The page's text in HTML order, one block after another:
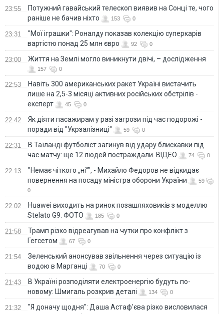
23:55
Потужний гавайський телескоп виявив на Сонці те, чого
раніше не бачив ніхто
153 0
23:31
"Мої іграшки": Роналду показав колекцію суперкарів
вартістю понад 25 млн євро
92 0
23:00 Життя на Землі могло виникнути двічі, – дослідження
157 0
22:53
Навіть 300 американських ракет Україні вистачить
лише на 2,5-3 місяці активних російських обстрілів -
експерт
45 0
22:42
Як діяти пасажирам у разі загрози під час подорожі -
поради від "Укрзалізниці"
59 0
22:31
В Таїланді футболіст загинув від удару блискавки під
час матчу: ще 12 людей постраждали. ВІДЕО
74 0
22:13
"Немає чіткого „ні“", - Михайло Федоров не відкидає
повернення на посаду міністра оборони України
59
0
22:02
Huawei виходить на ринок позашляховиків з моделлю
Stelato G9. ФОТО
185 0
21:58
Трамп різко відреагував на чутки про конфлікт з
Гегсетом
67 0
21:54
Зеленський анонсував звільнення через ситуацію із
водою в Марганці
70 0
21:43
В Україні розподіляти електроенергію будуть по-
новому: Шмигаль розкрив деталі
134 0
21:32
"Я доначу щодня": Даша Астаф'єва різко висловилася